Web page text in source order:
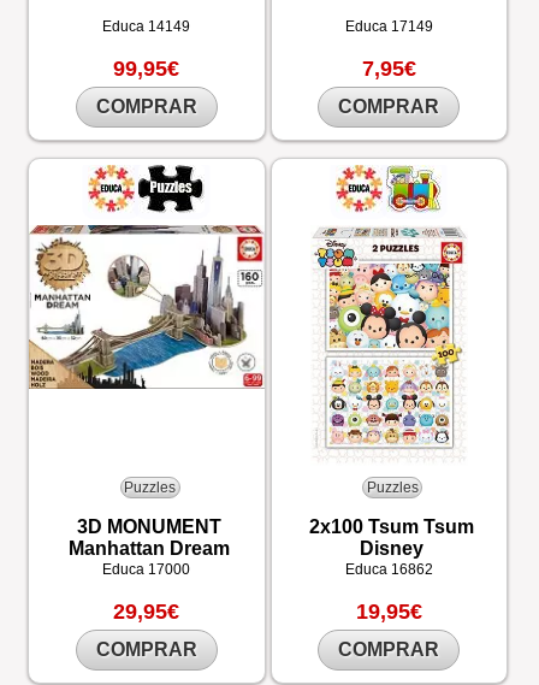
Educa 14149
99,95€
COMPRAR
Educa 17149
7,95€
COMPRAR
Puzzles
3D MONUMENT
Manhattan Dream
Educa 17000
29,95€
COMPRAR
Puzzles
2x100 Tsum Tsum
Disney
Educa 16862
19,95€
COMPRAR